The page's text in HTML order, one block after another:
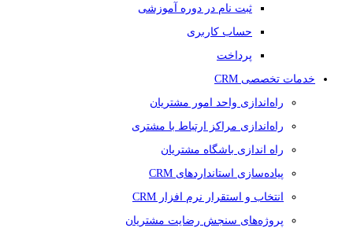
ثبت نام در دوره آموزشی
حساب کاربری
پرداخت
خدمات تخصصی CRM
راه‌اندازی واحد امور مشتریان
راه‌اندازی مراکز ارتباط با مشتری
راه اندازی باشگاه مشتریان
پیاده‌سازی استانداردهای CRM
انتخاب و استقرار نرم افزار CRM
پروژه‌های سنجش رضایت مشتریان